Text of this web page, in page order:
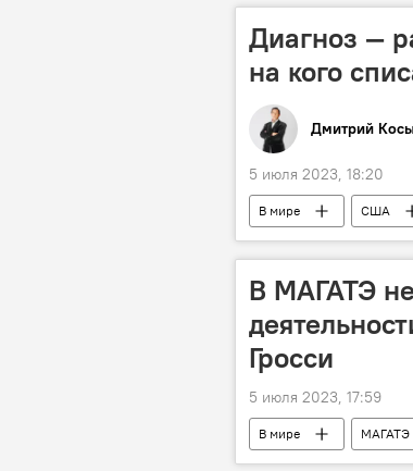
Диагноз —
на кого
Дмитрий
5 июля 2023, 18:20
В мире США
В МАГАТЭ
Гросси
5 июля 2023, 17:59
В мире МАГАТЭ